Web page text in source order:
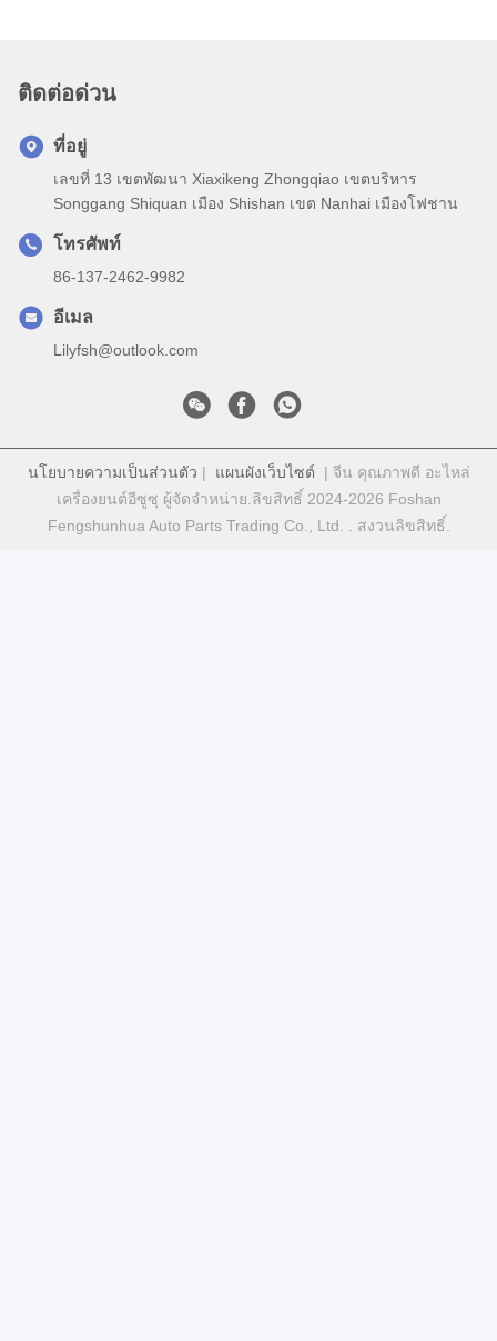
ติดต่อด่วน
ที่อยู่
เลขที่ 13 เขตพัฒนา Xiaxikeng Zhongqiao เขตบริหาร
Songgang Shiquan เมือง Shishan เขต Nanhai เมืองโฟชาน
โทรศัพท์
86-137-2462-9982
อีเมล
Lilyfsh@outlook.com
นโยบายความเป็นส่วนตัว | แผนผังเว็บไซต์ | จีน คุณภาพดี อะไหล่
เครื่องยนต์อีซูซุ ผู้จัดจําหน่าย.ลิขสิทธิ์ 2024-2026 Foshan
Fengshunhua Auto Parts Trading Co., Ltd. . สงวนลิขสิทธิ์.